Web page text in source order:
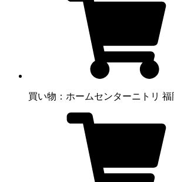
買い物：ホームセンターニトリ